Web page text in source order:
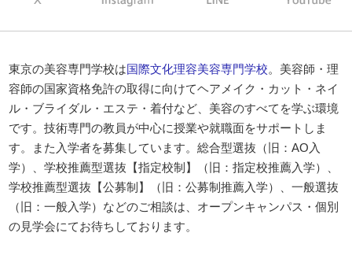
東京の美容専門学校は国際文化理容美容専門学校。美容師・理
容師の国家資格免許の取得に向けてヘアメイク・カット・ネイ
ル・ブライダル・エステ・着付など、美容のすべてを学ぶ環境
です。技術専門の教員が中心に授業や就職面をサポートしま
す。また入学者を募集しています。総合型選抜（旧：AO入
学）、学校推薦型選抜【指定校制】（旧：指定校推薦入学）、
学校推薦型選抜【公募制】（旧：公募制推薦入学）、一般選抜
（旧：一般入学）などのご相談は、オープンキャンパス・個別
の見学会にてお待ちしております。